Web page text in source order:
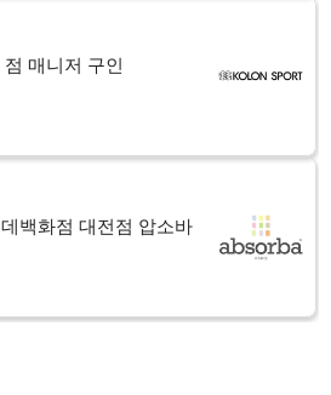
매니저 구인
백화점 대전점 압소바